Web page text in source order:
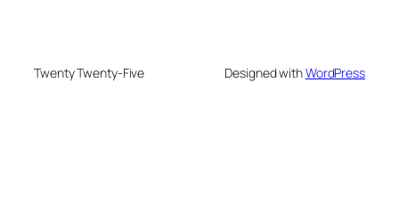
Twenty Twenty-Five Designed withWordPress